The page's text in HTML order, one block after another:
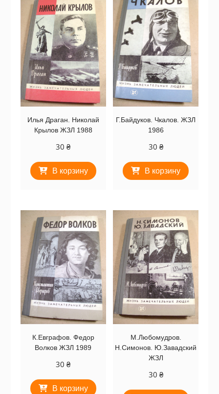
Илья Драган. Николай
Крылов ЖЗЛ 1988
30₴
В корзину
Г.Байдуков. Чкалов. ЖЗЛ
1986
30 ₴
В корзину
К.Евграфов. Федор
Волков ЖЗЛ 1989
30₴
В корзину
М.Любомудров.
Н.Симонов. Ю.Завадский
ЖЗЛ
30 ₴